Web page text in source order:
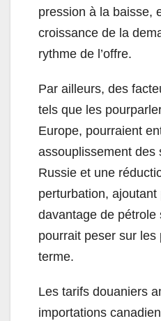
pression à la baisse,
croissance de la
rythme de l’offre.
Par ailleurs, des
tels que les
Europe, pourraient
assouplissement des
Russie et une
perturbation,
davantage de
pourrait peser sur
terme.
Les tarifs douaniers
importations